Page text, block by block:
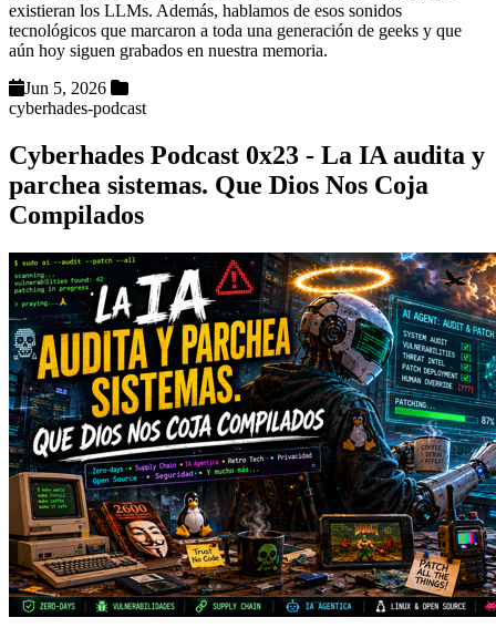
existieran los LLMs. Además, hablamos de esos sonidos
tecnológicos que marcaron a toda una generación de geeks y que
aún hoy siguen grabados en nuestra memoria.
Jun 5, 2026
cyberhades-podcast
Cyberhades Podcast 0x23 - La IA audita y
parchea sistemas. Que Dios Nos Coja
Compilados